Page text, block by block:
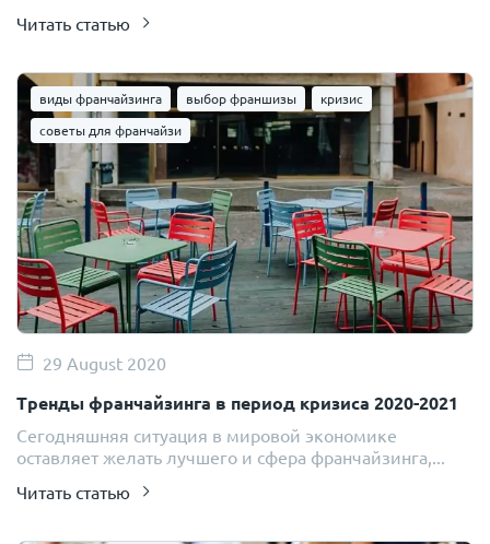
Читать статью
виды франчайзинга выбор франшизы
кризис
советы для франчайзи
29 August 2020
Тренды франчайзинга в период кризиса 2020-2021
Сегодняшняя ситуация в мировой экономике
оставляет желать лучшего и сфера франчайзинга,...
Читать статью